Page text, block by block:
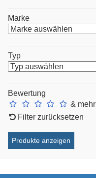
Marke
Typ
Bewertung
& mehr
Filter zurücksetzen